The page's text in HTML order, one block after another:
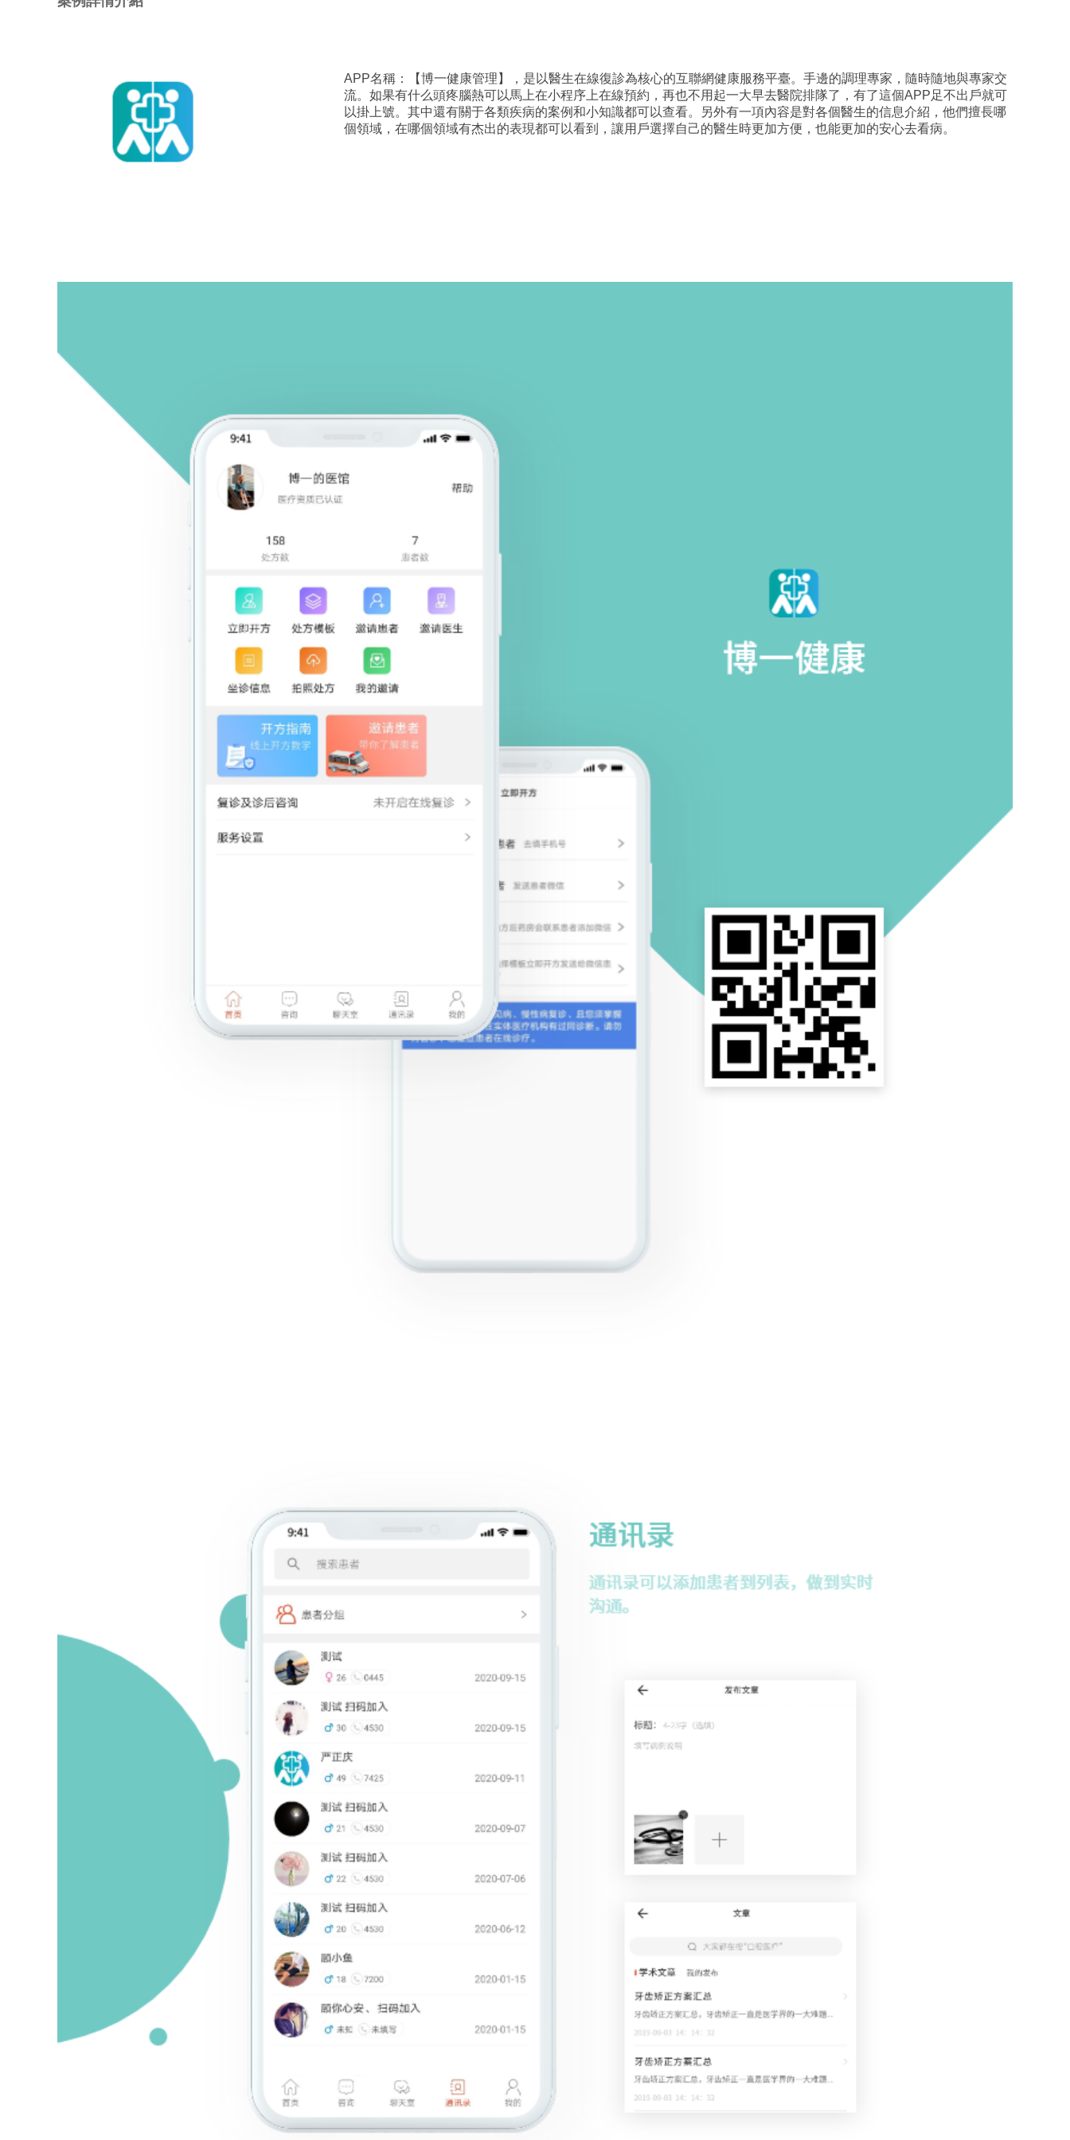
APP名稱：【博一健康管理】，是以醫生在線復診為核心的互聯網健康服務平臺。手邊的調理專家，隨時隨地與專家交
流。如果有什么頭疼腦熱可以馬上在小程序上在線預約，再也不用起一大早去醫院排隊了，有了這個APP足不出戶就可
以掛上號。其中還有關于各類疾病的案例和小知識都可以查看。另外有一項內容是對各個醫生的信息介紹，他們擅長哪
個領域，在哪個領域有杰出的表現都可以看到，讓用戶選擇自己的醫生時更加方便，也能更加的安心去看病。